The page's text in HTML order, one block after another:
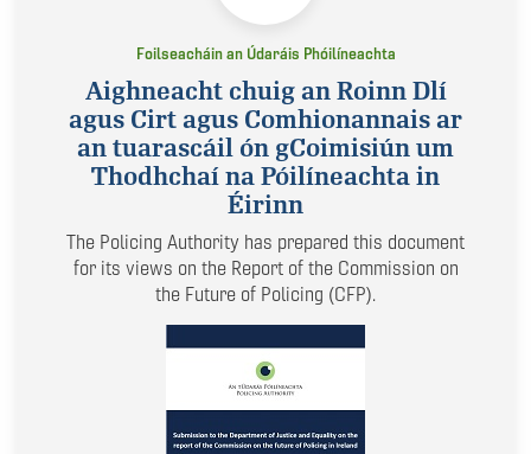
Foilseacháin an Údaráis Phóilíneachta
Aighneacht chuig an Roinn Dlí
agus Cirt agus Comhionannais ar
an tuarascáil ón gCoimisiún um
Thodhchaí na Póilíneachta in
Éirinn
The Policing Authority has prepared this document
for its views on the Report of the Commission on
the Future of Policing (CFP).